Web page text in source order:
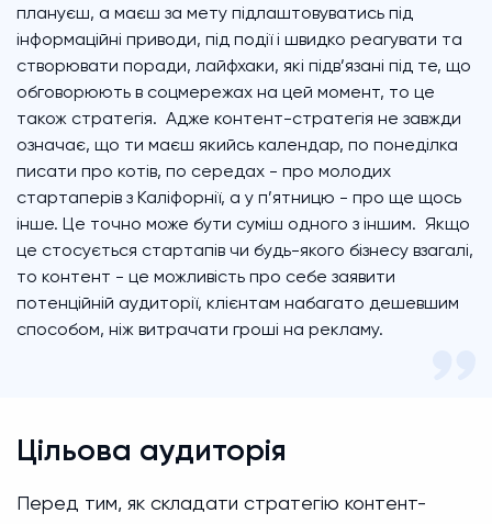
плануєш, а маєш за мету підлаштовуватись під
інформаційні приводи, під події і швидко реагувати та
створювати поради, лайфхаки, які підв’язані під те, що
обговорюють в соцмережах на цей момент, то це
також стратегія. Адже контент-стратегія не завжди
означає, що ти маєш якийсь календар, по понеділка
писати про котів, по середах - про молодих
стартаперів з Каліфорнії, а у п’ятницю - про ще щось
інше. Це точно може бути суміш одного з іншим. Якщо
це стосується стартапів чи будь-якого бізнесу взагалі,
то контент - це можливість про себе заявити
потенційній аудиторії, клієнтам набагато дешевшим
способом, ніж витрачати гроші на рекламу.
Цільова аудиторія
Перед тим, як складати стратегію контент-